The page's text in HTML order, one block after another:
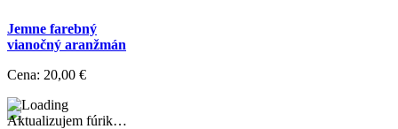
Jemne farebný
vianočný aranžmán
Cena: 20,00 €
Aktualizujem fúrik…